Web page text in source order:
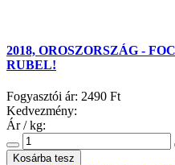
2018, OROSZORSZÁG -
RUBEL!
Fogyasztói ár: 2490 Ft
Kedvezmény:
Ár / kg: